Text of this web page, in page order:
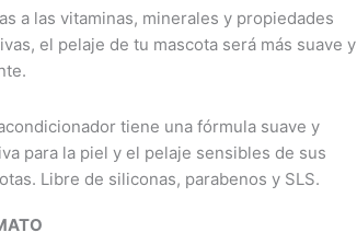
a las vitaminas, minerales y propiedades
el pelaje de tu mascota será más suave y
tiene una fórmula suave y
para la piel y el pelaje sensibles de sus
Libre de siliconas, parabenos y SLS.